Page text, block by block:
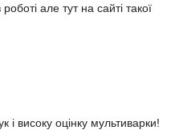
але тут на сайті такої
і високу оцінку мультиварки!